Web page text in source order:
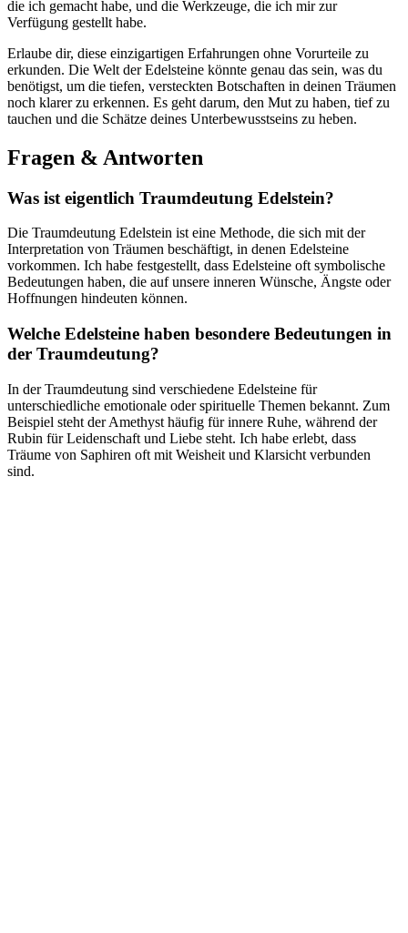
die ich gemacht habe, und die ​Werkzeuge, die ich mir​ zur
Verfügung gestellt habe.
Erlaube dir,‌ diese einzigartigen Erfahrungen ohne ​Vorurteile​ zu
erkunden. Die Welt der Edelsteine⁤ könnte genau das sein, was du⁢
benötigst,​ um die tiefen, ​versteckten Botschaften in‌ deinen Träumen
noch klarer zu erkennen.⁤ Es⁤ geht darum, den Mut zu haben, tief zu ​
tauchen und die Schätze deines⁣ Unterbewusstseins zu⁤ heben.
Fragen &​ Antworten
Was ist eigentlich Traumdeutung Edelstein?
Die Traumdeutung Edelstein ist eine Methode, ‍die⁤ sich⁣ mit der
Interpretation von⁤ Träumen ‍beschäftigt,​ in denen Edelsteine
vorkommen. Ich ‌habe​ festgestellt, dass Edelsteine oft ‌symbolische
Bedeutungen‍ haben, die auf unsere inneren Wünsche, Ängste oder⁣
Hoffnungen hindeuten können.
Welche Edelsteine⁤ haben‍ besondere Bedeutungen in
der ⁢Traumdeutung?
In der ‍Traumdeutung sind verschiedene Edelsteine für
unterschiedliche emotionale​ oder spirituelle ⁢Themen bekannt. Zum
Beispiel steht der Amethyst​ häufig für innere Ruhe, während der
‌Rubin für Leidenschaft und Liebe steht. Ich⁣ habe erlebt, dass‍
Träume von Saphiren oft mit Weisheit und Klarsicht verbunden
sind.